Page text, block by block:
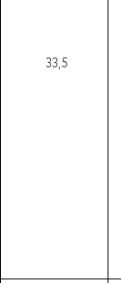
33,5